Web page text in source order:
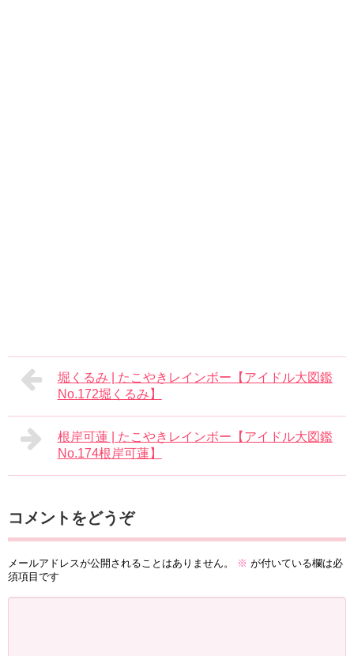
堀くるみ | たこやきレインボー【アイドル大図鑑
No.172堀くるみ】
根岸可蓮 | たこやきレインボー【アイドル大図鑑
No.174根岸可蓮】
コメントをどうぞ
メールアドレスが公開されることはありません。 ※ が付いている欄は必
須項目です